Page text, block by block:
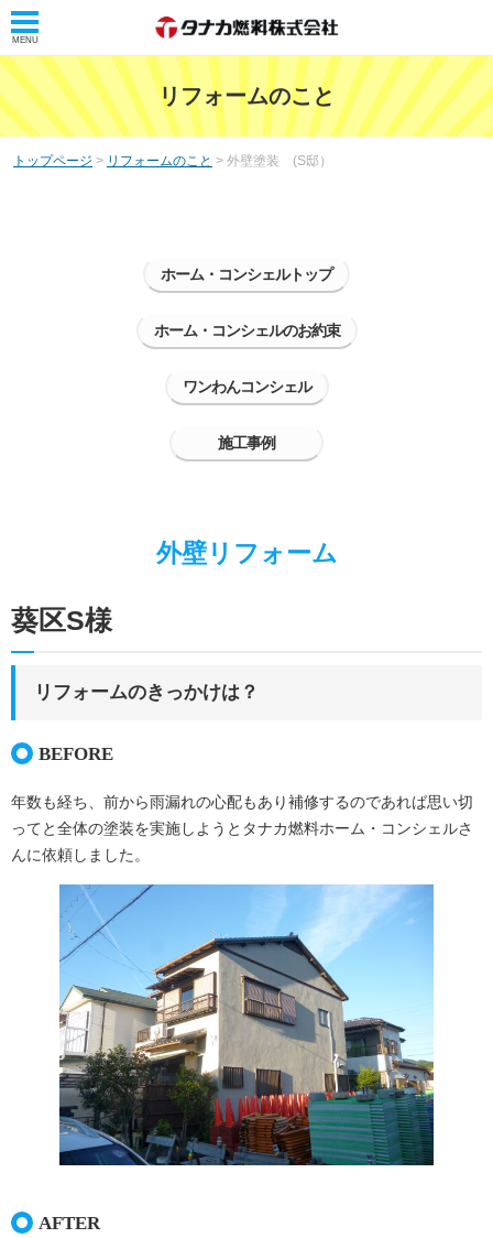
MENU
トップ
タナカ燃料株式会社
タナカレンジャー
ホーム・コンシェルとは
お家の”ちょいとリフォーム”
お家廻りのリフォーム
エネルギーベストミックス
太陽熱って何？
太陽光発電のこと
暮らしのこと
LPガスのこと
LPガス料金
石油・SSのこと
車のこと
カー・コンシェル
展示車両紹介
リフォームのこと
トップページ > リフォームのこと > 外壁塗装 (S邸）
ホーム・コンシェルトップ
ホーム・コンシェルのお約束
ワンわんコンシェル
施工事例
外壁リフォーム
葵区S様
リフォームのきっかけは？
BEFORE
年数も経ち、前から雨漏れの心配もあり補修するのであれば思い切
ってと全体の塗装を実施しようとタナカ燃料ホーム・コンシェルさ
んに依頼しました。
AFTER